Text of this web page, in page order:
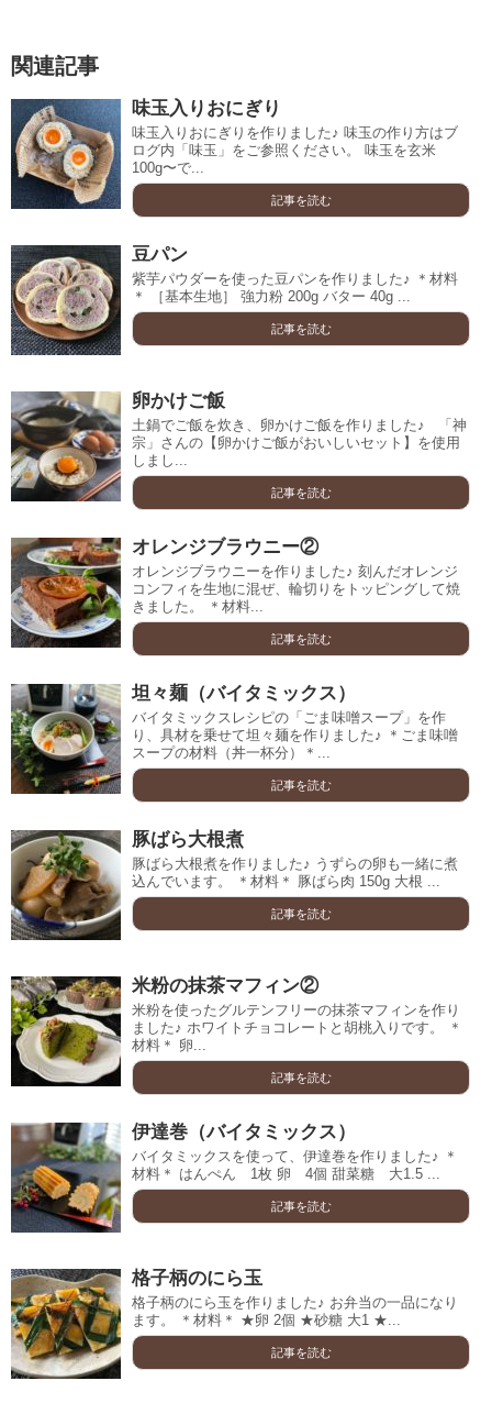
関連記事
味玉入りおにぎり
味玉入りおにぎりを作りました♪ 味玉の作り方はブ
ログ内「味玉」をご参照ください。 味玉を玄米
100g〜で...
記事を読む
豆パン
紫芋パウダーを使った豆パンを作りました♪ ＊材料
＊ ［基本生地］ 強力粉 200g バター 40g ...
記事を読む
卵かけご飯
土鍋でご飯を炊き、卵かけご飯を作りました♪ 「神
宗」さんの【卵かけご飯がおいしいセット】を使用
しまし...
記事を読む
オレンジブラウニー②
オレンジブラウニーを作りました♪ 刻んだオレンジ
コンフィを生地に混ぜ、輪切りをトッピングして焼
きました。 ＊材料...
記事を読む
坦々麺（バイタミックス）
バイタミックスレシピの「ごま味噌スープ」を作
り、具材を乗せて坦々麺を作りました♪ ＊ごま味噌
スープの材料（丼一杯分）＊...
記事を読む
豚ばら大根煮
豚ばら大根煮を作りました♪ うずらの卵も一緒に煮
込んでいます。 ＊材料＊ 豚ばら肉 150g 大根 ...
記事を読む
米粉の抹茶マフィン②
米粉を使ったグルテンフリーの抹茶マフィンを作り
ました♪ ホワイトチョコレートと胡桃入りです。 ＊
材料＊ 卵...
記事を読む
伊達巻（バイタミックス）
バイタミックスを使って、伊達巻を作りました♪ ＊
材料＊ はんぺん 1枚 卵 4個 甜菜糖 大1.5 ...
記事を読む
格子柄のにら玉
格子柄のにら玉を作りました♪ お弁当の一品になり
ます。 ＊材料＊ ★卵 2個 ★砂糖 大1 ★...
記事を読む